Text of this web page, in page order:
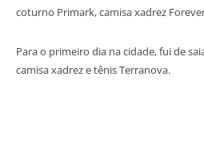
coturno Primark, camisa xadrez
Para o primeiro dia na cidade, fui de
camisa xadrez e tênis Terranova.